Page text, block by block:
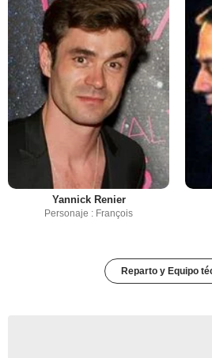
Yannick Renier
Personaje : François
Reparto y Equipo